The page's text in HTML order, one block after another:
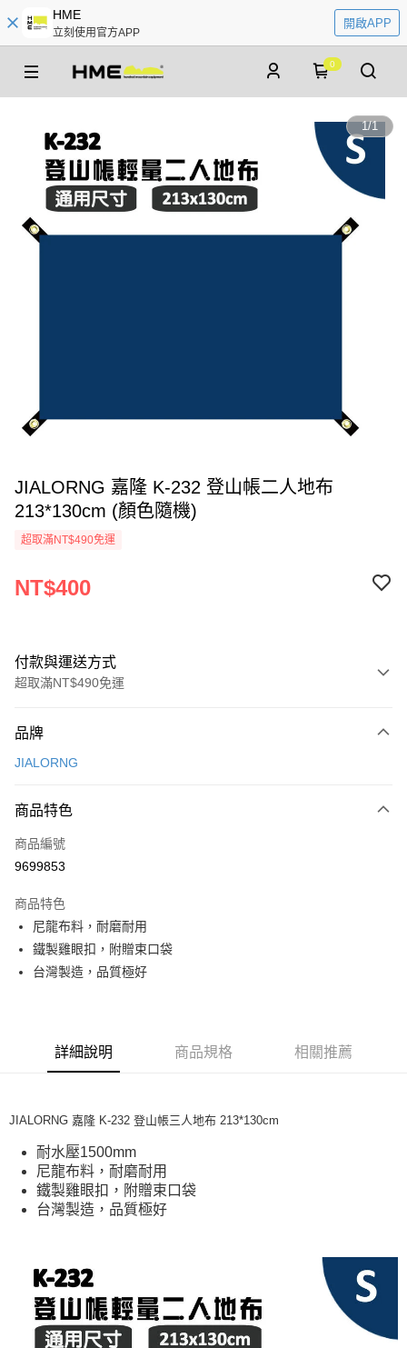
HME
立刻使用官方APP
開啟APP
0
1/1
JIALORNG 嘉隆 K-232 登山帳二人地布
213*130cm (顏色隨機)
超取滿NT$490免運
NT$400
付款與運送方式
超取滿NT$490免運
信用卡一次付款
3 期 0 利率 每期
合作金庫商業銀行
上海商業儲蓄銀行
臺灣中小企業銀行
匯豐（台灣）商業銀行
聯邦商業銀行
元大商業銀行
超商取貨付款
LINE Pay
Apple Pay
ATM付款
付款後全家取貨
每筆NT$60，滿NT$490(含以上)免運費
付款後7-11取貨
每筆NT$60，滿NT$490(含以上)免運費
每筆NT$80，滿NT$490(含以上)免運費
離島宅配
每筆NT$80，滿NT$490(含以上)免運費
品牌
JIALORNG
商品特色
商品編號
9699853
商品特色
尼龍布料，耐磨耐用
鐵製雞眼扣，附贈束口袋
台灣製造，品質極好
詳細說明 商品規格 相關推薦
JIALORNG 嘉隆 K-232 登山帳三人地布 213*130cm
耐水壓1500mm
尼龍布料，耐磨耐用
鐵製雞眼扣，附贈束口袋
台灣製造，品質極好